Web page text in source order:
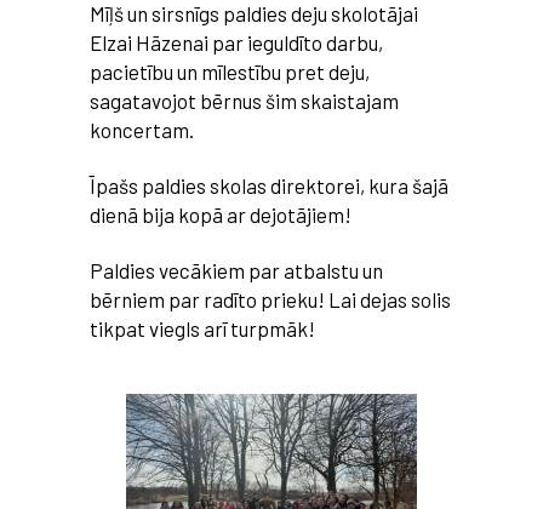
Mīļš un sirsnīgs paldies deju skolotājai
Elzai Hāzenai par ieguldīto darbu,
pacietību un mīlestību pret deju,
sagatavojot bērnus šim skaistajam
koncertam.
Īpašs paldies skolas direktorei, kura šajā
dienā bija kopā ar dejotājiem!
Paldies vecākiem par atbalstu un
bērniem par radīto prieku! Lai dejas solis
tikpat viegls arī turpmāk!